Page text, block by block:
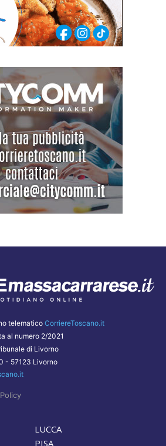
telematico CorriereToscano.it
al numero 2/2021
di Livorno
- 57123 Livorno
LUCCA
PISA